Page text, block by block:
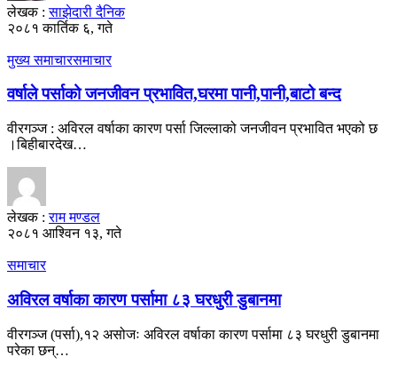
लेखक : साझेदारी दैनिक
२०८१ कार्तिक ६, गते
मुख्य समाचारसमाचार
वर्षाले पर्साको जनजीवन प्रभावित,घरमा पानी,पानी,बाटो बन्द
वीरगञ्ज : अविरल वर्षाका कारण पर्सा जिल्लाको जनजीवन प्रभावित भएको छ
।बिहीबारदेख…
लेखक : राम मण्डल
२०८१ आश्विन १३, गते
समाचार
अविरल वर्षाका कारण पर्सामा ८३ घरधुरी डुबानमा
वीरगञ्ज (पर्सा),१२ असोजः अविरल वर्षाका कारण पर्सामा ८३ घरधुरी डुबानमा
परेका छन्…